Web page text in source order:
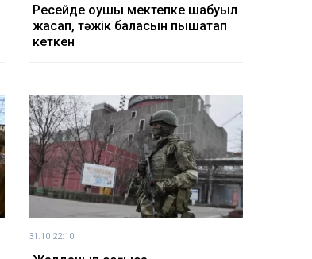
Ресейде оқушы мектепке шабуыл
жасап, тәжік баласын пышақтап
кеткен
31.10 22:10